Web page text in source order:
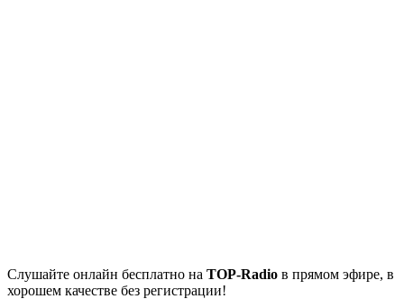
Cлушайте онлайн бесплатно на TOP-Radio в прямом эфире, в
хорошем качестве без регистрации!